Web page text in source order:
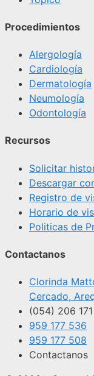
Procedimientos
Alergología
Cardiología
Dermatología
Neumología
Odontología
Recursos
Solicitar
Descargar
Registro de
Horario de
Politicas de
Contactanos
Clorinda
Cercado,
(054) 206 171
959 177 536
959 177 508
Contactanos